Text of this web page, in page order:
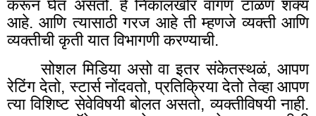
करून घेत असतो. हे निकालखोर वागणं टाळणं शक्य
आहे. आणि त्यासाठी गरज आहे ती म्हणजे व्यक्ती आणि
व्यक्तीची कृती यात विभागणी करण्याची.
सोशल मिडिया असो वा इतर संकेतस्थळं, आपण
रेटिंग देतो, स्टार्स नोंदवतो, प्रतिक्रिया देतो तेव्हा आपण
त्या विशिष्ट सेवेविषयी बोलत असतो, व्यक्तीविषयी नाही.